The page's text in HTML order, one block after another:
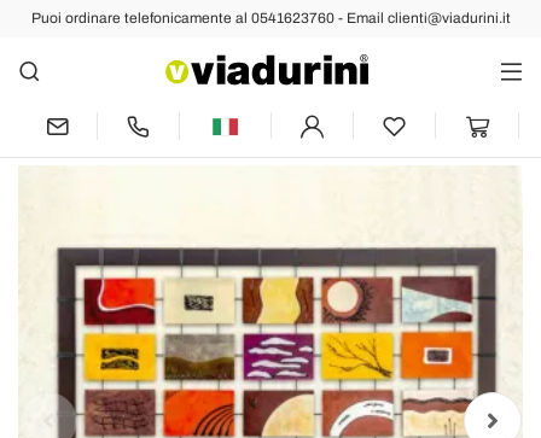
Puoi ordinare telefonicamente al 0541623760 - Email clienti@viadurini.it
Indietro Prec Succ
Quadro moderno completo di pannelli a
rilievo sospesi su corde Wise